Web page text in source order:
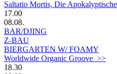
Saltatio Mortis, Die
17.00
08.08.
BAR/DJING
Z-BAU
BIERGARTEN W/ FOAMY
Worldwide Organic Groove >>
18.30